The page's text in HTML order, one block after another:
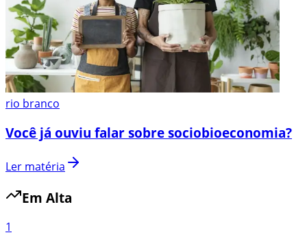
rio branco
Você já ouviu falar sobre sociobioeconomia?
Ler matéria
Em Alta
1